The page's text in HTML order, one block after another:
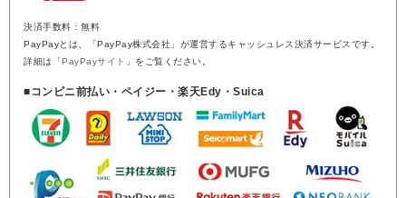
決済手数料：無料
PayPayとは、「PayPay株式会社」が運営するキャッシュレス決済サービスです。
詳細は「 PayPayサイト 」をご覧ください。
■コンビニ前払い・ペイジー・楽天Edy・Suica